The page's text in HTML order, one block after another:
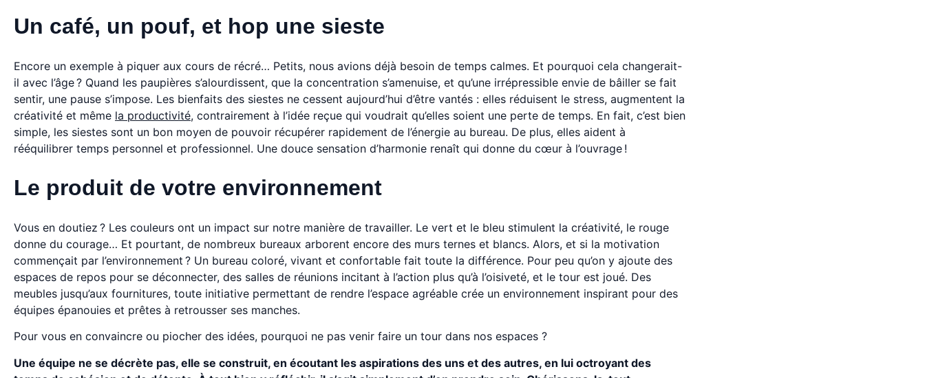
Un café, un pouf, et hop une sieste
Encore un exemple à piquer aux cours de récré… Petits, nous avions déjà besoin de temps calmes. Et pourquoi cela changerait-
il avec l’âge ? Quand les paupières s’alourdissent, que la concentration s’amenuise, et qu’une irrépressible envie de bâiller se fait
sentir, une pause s’impose. Les bienfaits des siestes ne cessent aujourd’hui d’être vantés : elles réduisent le stress, augmentent la
créativité et même la productivité, contrairement à l’idée reçue qui voudrait qu’elles soient une perte de temps. En fait, c’est bien
simple, les siestes sont un bon moyen de pouvoir récupérer rapidement de l’énergie au bureau. De plus, elles aident à
rééquilibrer temps personnel et professionnel. Une douce sensation d’harmonie renaît qui donne du cœur à l’ouvrage !
Le produit de votre environnement
Vous en doutiez ? Les couleurs ont un impact sur notre manière de travailler. Le vert et le bleu stimulent la créativité, le rouge
donne du courage… Et pourtant, de nombreux bureaux arborent encore des murs ternes et blancs. Alors, et si la motivation
commençait par l’environnement ? Un bureau coloré, vivant et confortable fait toute la différence. Pour peu qu’on y ajoute des
espaces de repos pour se déconnecter, des salles de réunions incitant à l’action plus qu’à l’oisiveté, et le tour est joué. Des
meubles jusqu’aux fournitures, toute initiative permettant de rendre l’espace agréable crée un environnement inspirant pour des
équipes épanouies et prêtes à retrousser ses manches.
Pour vous en convaincre ou piocher des idées, pourquoi ne pas venir faire un tour dans nos espaces ?
Une équipe ne se décrète pas, elle se construit, en écoutant les aspirations des uns et des autres, en lui octroyant des